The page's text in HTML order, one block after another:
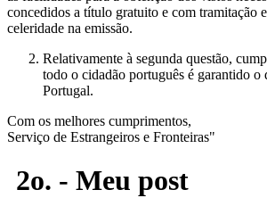
concedidos a título gratuito e com tramitação
celeridade na emissão.
Relativamente à segunda questão,
todo o cidadão português é garantido o
Portugal.
Com os melhores cumprimentos,
Serviço de Estrangeiros e Fronteiras"
2o. - Meu post